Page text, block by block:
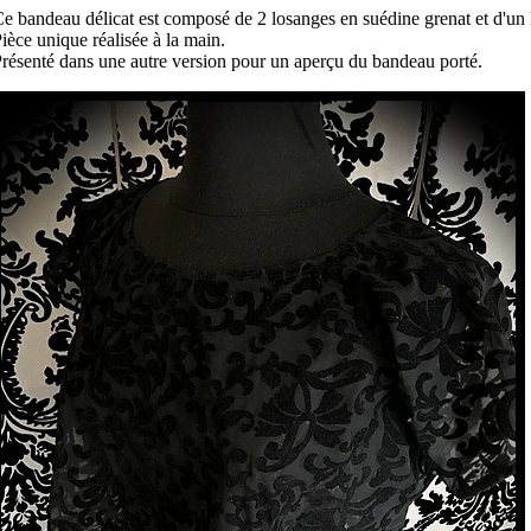
bandeau délicat est composé de 2 losanges en suédine grenat et
unique réalisée à la main.
dans une autre version pour un aperçu du bandeau porté.